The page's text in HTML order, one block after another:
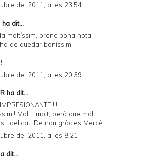
del 2011, a les 23:54
ha dit...
moltíssim, prenc bona nota
de quedar boníssim.
del 2011, a les 20:39
ha dit...
!!!
Molt i molt, però que molt
i delicat. De nou gràcies Mercè.
del 2011, a les 8:21
dit...